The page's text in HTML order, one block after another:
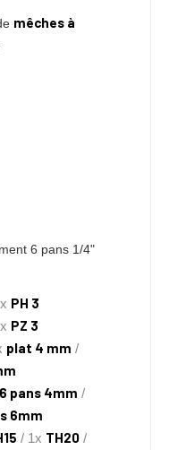
mêches à
6 pans 1/4"
PH 3
PZ 3
plat 4 mm /
6 pans 4mm /
6mm
/ 1x TH20 /